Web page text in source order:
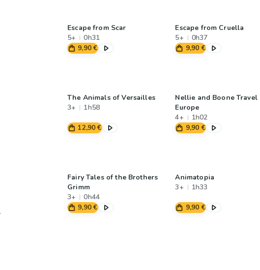
Escape from Scar
5+
0h31
9,90 €
Escape from Cruella
5+
0h37
9,90 €
The Animals of Versailles
3+
1h58
12,90 €
Nellie and Boone Travel
Europe
4+
1h02
9,90 €
Fairy Tales of the Brothers
Grimm
3+
0h44
9,90 €
Animatopia
3+
1h33
9,90 €